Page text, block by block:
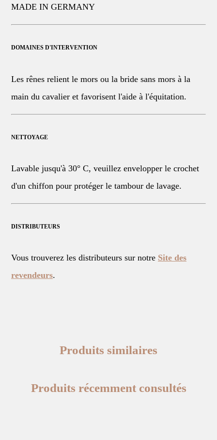
MADE IN GERMANY
DOMAINES D'INTERVENTION
Les rênes relient le mors ou la bride sans mors à la
main du cavalier et favorisent l'aide à l'équitation.
NETTOYAGE
Lavable jusqu'à 30° C, veuillez envelopper le crochet
d'un chiffon pour protéger le tambour de lavage.
DISTRIBUTEURS
Vous trouverez les distributeurs sur notre Site des
revendeurs.
Produits similaires
Produits récemment consultés